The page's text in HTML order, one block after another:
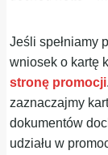
Jeśli spełniamy
wniosek o kartę
stronę promocji
zaznaczajmy
dokumentów
udziału w